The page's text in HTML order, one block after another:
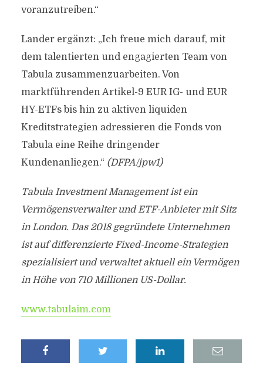
voranzutreiben.“
Lander ergänzt: „Ich freue mich darauf, mit
dem talentierten und engagierten Team von
Tabula zusammenzuarbeiten. Von
marktführenden Artikel-9 EUR IG- und EUR
HY-ETFs bis hin zu aktiven liquiden
Kreditstrategien adressieren die Fonds von
Tabula eine Reihe dringender
Kundenanliegen.“ (DFPA/jpw1)
Tabula Investment Management ist ein
Vermögensverwalter und ETF-Anbieter mit Sitz
in London. Das 2018 gegründete Unternehmen
ist auf differenzierte Fixed-Income-Strategien
spezialisiert und verwaltet aktuell ein Vermögen
in Höhe von 710 Millionen US-Dollar.
www.tabulaim.com